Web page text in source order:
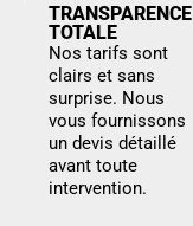
TRANSPARENCE
TOTALE
Nos tarifs sont
clairs et sans
surprise. Nous
vous fournissons
un devis détaillé
avant toute
intervention.